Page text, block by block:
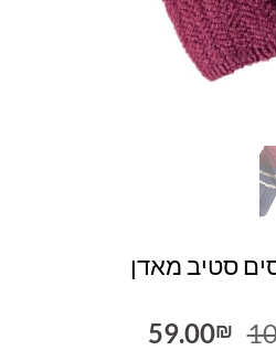
סטיב מאדן
המחיר
59.00₪
המחיר